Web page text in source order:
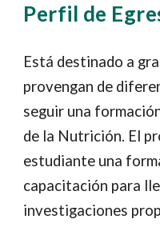
Perfil de
Está destinado a
provengan de
seguir una
de la Nutrición. El
estudiante una
capacitación para
investigaciones